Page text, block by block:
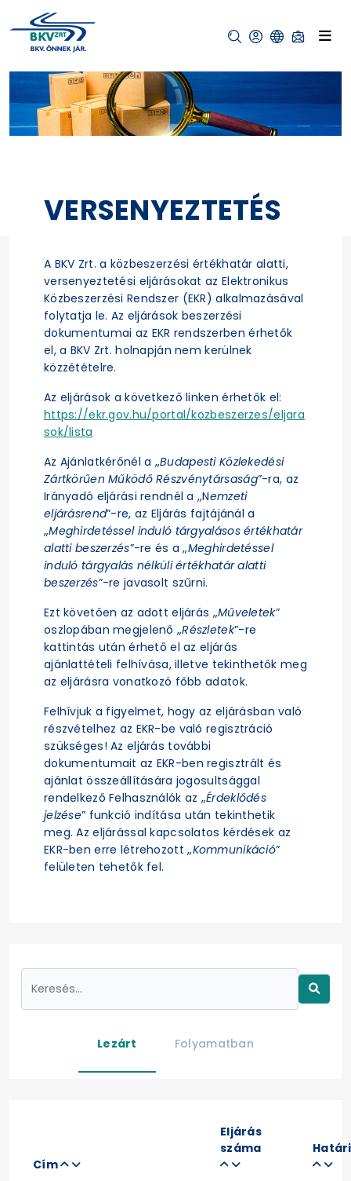
VERSENYEZTETÉS
A BKV Zrt. a közbeszerzési értékhatár alatti,
versenyeztetési eljárásokat az Elektronikus
Közbeszerzési Rendszer (EKR) alkalmazásával
folytatja le. Az eljárások beszerzési
dokumentumai az EKR rendszerben érhetők
el, a BKV Zrt. holnapján nem kerülnek
közzétételre.
Az eljárások a következő linken érhetők el:
https://ekr.gov.hu/portal/kozbeszerzes/eljara
sok/lista
Az Ajánlatkérőnél a „Budapesti Közlekedési
Zártkörűen Működő Részvénytársaság”-ra, az
Irányadó eljárási rendnél a „Nemzeti
eljárásrend”-re, az Eljárás fajtájánál a
„Meghirdetéssel induló tárgyalásos értékhatár
alatti beszerzés”-re és a „Meghirdetéssel
induló tárgyalás nélküli értékhatár alatti
beszerzés”-re javasolt szűrni.
Ezt követően az adott eljárás „Műveletek”
oszlopában megjelenő „Részletek”-re
kattintás után érhető el az eljárás
ajánlattételi felhívása, illetve tekinthetők meg
az eljárásra vonatkozó főbb adatok.
Felhívjuk a figyelmet, hogy az eljárásban való
részvételhez az EKR-be való regisztráció
szükséges! Az eljárás további
dokumentumait az EKR-ben regisztrált és
ajánlat összeállítására jogosultsággal
rendelkező Felhasználók az „Érdeklődés
jelzése” funkció indítása után tekinthetik
meg. Az eljárással kapcsolatos kérdések az
EKR-ben erre létrehozott „Kommunikáció”
felületen tehetők fel.
Lezárt Folyamatban
Cím
Eljárás
száma